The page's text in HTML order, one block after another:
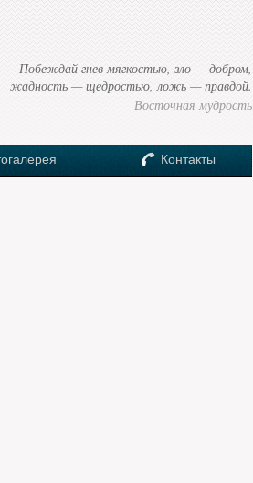
Побеждай гнев мягкостью, зло — добром,
жадность — щедростью, ложь — правдой.
Восточная мудрость
Контакты